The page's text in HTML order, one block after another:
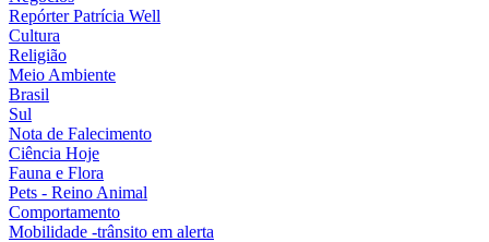
Repórter Patrícia Well
Cultura
Religião
Meio Ambiente
Brasil
Sul
Nota de Falecimento
Ciência Hoje
Fauna e Flora
Pets - Reino Animal
Comportamento
Mobilidade -trânsito em alerta